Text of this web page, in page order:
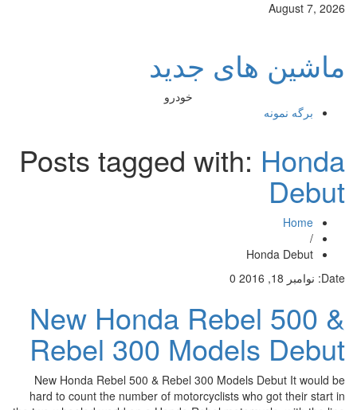
August 7, 2026
ماشین های جدید
خودرو
برگه نمونه
Posts tagged with:Honda
Debut
Home
/
Honda Debut
Date: نوامبر 18, 2016 0
New Honda Rebel 500 &
Rebel 300 Models Debut
New Honda Rebel 500 & Rebel 300 Models Debut It would be
hard to count the number of motorcyclists who got their start in